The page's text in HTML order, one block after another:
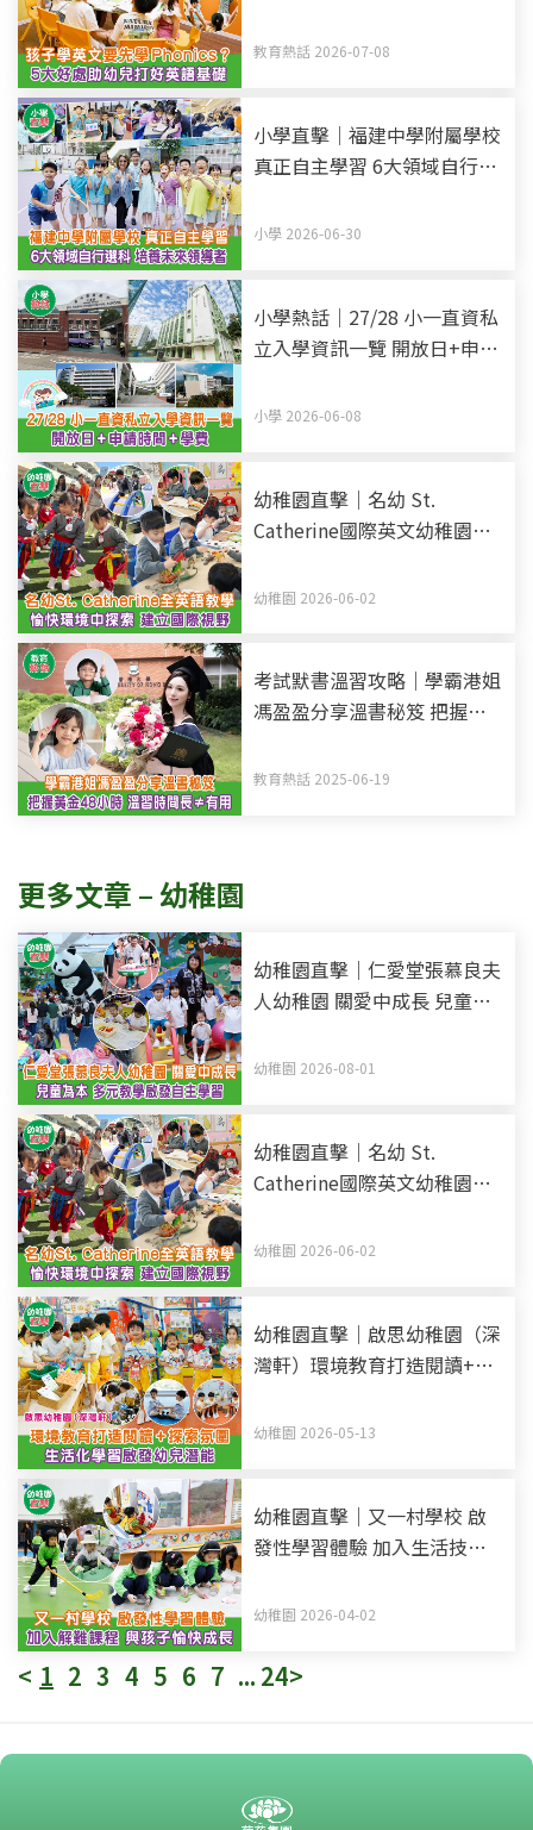
教育熱話 2026-07-08
小學直擊｜福建中學附屬學校
真正自主學習 6大領域自行選
小學 2026-06-30
小學熱話｜27/28 小一直資私
立入學資訊一覽 開放日+申請
小學 2026-06-08
幼稚園直擊｜名幼 St.
Catherine國際英文幼稚園暨
中探索 建立國際視野
幼稚園 2026-06-02
考試默書溫習攻略｜學霸港姐
馮盈盈分享溫書秘笈 把握黃
不等於有用
教育熱話 2025-06-19
更多文章 – 幼稚園
幼稚園直擊｜仁愛堂張慕良夫
人幼稚園 關愛中成長 兒童為
幼稚園 2026-08-01
幼稚園直擊｜名幼 St.
Catherine國際英文幼稚園暨
中探索 建立國際視野
幼稚園 2026-06-02
幼稚園直擊｜啟思幼稚園（深
灣軒）環境教育打造閱讀+探
潛能
幼稚園 2026-05-13
幼稚園直擊｜又一村學校 啟
發性學習體驗 加入生活技能
幼稚園 2026-04-02
< 1 2 3 4 5 6 7 ... 24>